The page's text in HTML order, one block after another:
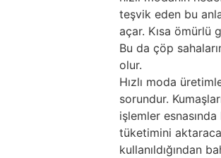
teşvik eden bu
açar. Kısa ömürlü
Bu da çöp
olur.
Hızlı moda
sorundur.
işlemler
tüketimini
kullanıldığından